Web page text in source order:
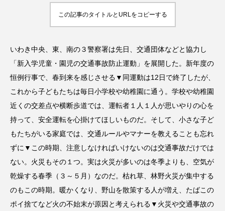
この記事のタイトルとURLをコピーする
いわき中央、東、南の３警察署は先日、交通団体などと協力し
「新入学児童・園児の交通事故防止運動」を展開した。新年度の
恒例行事で、春到来を感じさせる▼同運動は12日で終了したが、
これから子どもたちは毎日小学校や幼稚園に通う。学校や幼稚園
近くの交差点や横断歩道では、運転者１人１人が思いやりの心を
持って、安全運転を心掛けてほしいものだ。そして、小さな子ど
もたちがいる家庭では、交通ルールやマナーを教えることも忘れ
ずに▼この時期、注意しなければいけないのは交通事故だけでは
ない。火災もその１つ。実は火災が多いのは冬季よりも、空気が
乾燥する春季（３～５月）なのだ。枯れ草、林野火災が集中する
のもこの時期。暖かくなり、野山を散策する人が増え、たばこの
ポイ捨てなど火の不始末が原因と考えられる▼火災や交通事故の